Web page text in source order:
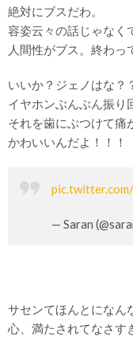
絶対にブスだわ。
容姿云々の話じゃなく
人間性がブス。終わっ
いいか？ジェノはな？
イヤホンぶんぶん振り
それを歯にぶつけて痛
かわいいんだよ！！！
— Saran
サセンてほんとになん
心、満たされてなさす